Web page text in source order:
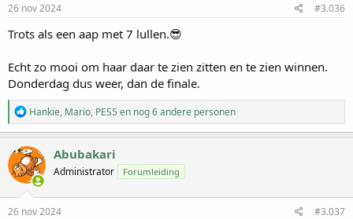
26 nov 2024 #3.036
Trots als een aap met 7 lullen.😎
Echt zo mooi om haar daar te zien zitten en te zien winnen.
Donderdag dus weer, dan de finale.
W
a
a
r
d
e
r
i
n
Hankie, Mario, PES5 en nog 6 andere personen
Abubakari
Administrator Forumleiding
26 nov 2024 #3.037